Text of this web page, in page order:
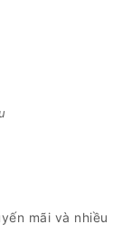
mãi và nhiều